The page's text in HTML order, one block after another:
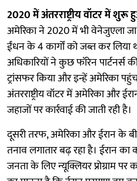
2020 में अंतरराष्ट्रीय वॉटर में शुरू
अमेरिका ने 2020 में भी वेनेजुएला जा
ईंधन के 4 कार्गों को जब्त कर लिया
अधिकारियों ने कुछ फॉरेन पार्टनर्स
ट्रांसफर किया और इन्हें अमेरिका
अंतरराष्ट्रीय वॉटर में अमेरिका और
जहाजों पर कार्रवाई की जाती रही है।
दूसरी तरफ, अमेरिका और ईरान के
तनाव लगातार बढ़ रहा है। ईरान
जनता के लिए न्यूक्लियर प्रोग्राम